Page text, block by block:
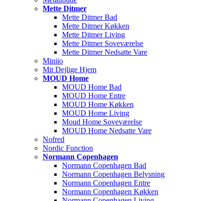
Mette Ditmer
Mette Ditmer Bad
Mette Ditmer Køkken
Mette Ditmer Living
Mette Ditmer Soveværelse
Mette Ditmer Nedsatte Vare
Miniio
Mit Dejlige Hjem
MOUD Home
MOUD Home Bad
MOUD Home Entre
MOUD Home Køkken
MOUD Home Living
Moud Home Soveværelse
MOUD Home Nedsatte Vare
Nofred
Nordic Function
Normann Copenhagen
Normann Copenhagen Bad
Normann Copenhagen Belysning
Normann Copenhagen Entre
Normann Copenhagen Køkken